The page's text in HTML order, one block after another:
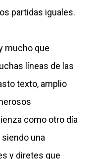
partidas iguales.
mucho que
líneas de las
texto, amplio
como otro día
una
y diretes que